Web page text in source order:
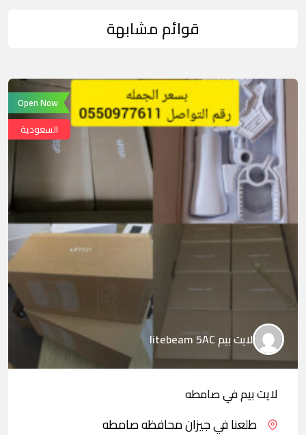
قوائم مشابهة
Open Now
السعودية
لايت بيم litebeam 5AC
لايت بيم في صامطه
طلعنا في جيزان محافظه صامطه